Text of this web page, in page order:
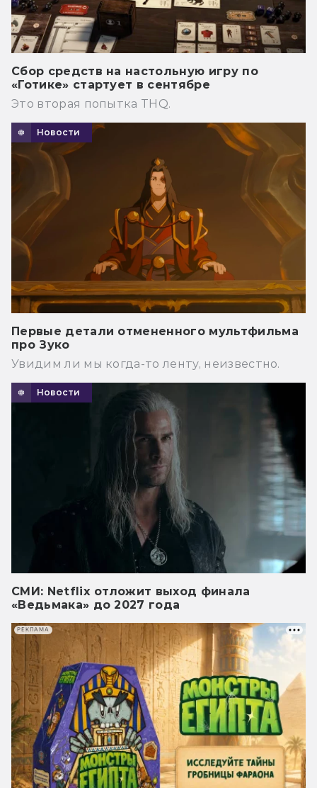
Сбор средств на настольную игру по
«Готике» стартует в сентябре
Это вторая попытка THQ.
Новости
Первые детали отмененного мультфильма
про Зуко
Увидим ли мы когда-то ленту, неизвестно.
Новости
СМИ: Netflix отложит выход финала
«Ведьмака» до 2027 года
РЕКЛАМА